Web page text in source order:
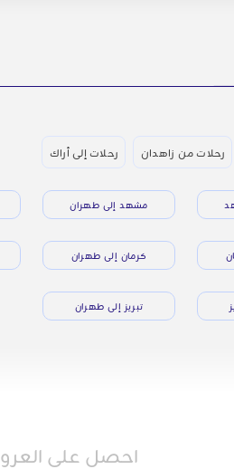
رحلات من زاهدان رحلات إلى أراك
مشهد إلى طهران
كرمان إلى طهران
تبريز إلى طهران
احصل على